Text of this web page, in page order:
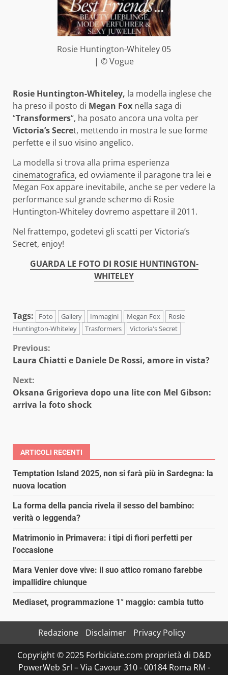
Rosie Huntington-Whiteley 05
| © Vogue
Rosie Huntington-Whiteley, la modella inglese che
ha preso il posto di Megan Fox nella saga di
“Transformers“, ha posato ancora una volta per
Victoria’s Secret, mettendo in mostra le sue forme
perfette e il suo visino angelico.
La modella si trova alla prima esperienza
cinematografica, ed ovviamente il paragone tra lei e
Megan Fox appare inevitabile, anche se per vedere la
performance sul grande schermo di Rosie
Huntington-Whiteley dovremo aspettare il 2011.
Nel frattempo, godetevi gli scatti per Victoria’s
Secret, enjoy!
GUARDA LE FOTO DI ROSIE HUNTINGTON-
WHITELEY
Tags: Foto Gallery Immagini Megan Fox
Rosie
Huntington-Whiteley
Trasformers Victoria's Secret
Continue
Previous:
Laura Chiatti e Daniele De Rossi, amore in vista?
Next:
Oksana Grigorieva dopo una lite con Mel Gibson:
arriva la foto shock
ARTICOLI RECENTI
Temptation Island 2025, non si farà più in Sardegna: la
nuova location
La forma della pancia rivela il sesso del bambino:
verità o leggenda?
Matrimonio in Primavera: i tipi di fiori perfetti per
l’occasione
Mara Venier dove vive: il suo attico romano farebbe
impallidire chiunque
Mediaset, programmazione 1° maggio: cambia tutto
Redazione Disclaimer
Privacy Policy
Copyright © 2025 Forbiciate.com proprietà di D&D
PowerWeb Srl – Via Cavour 310 - 00184 Roma RM -